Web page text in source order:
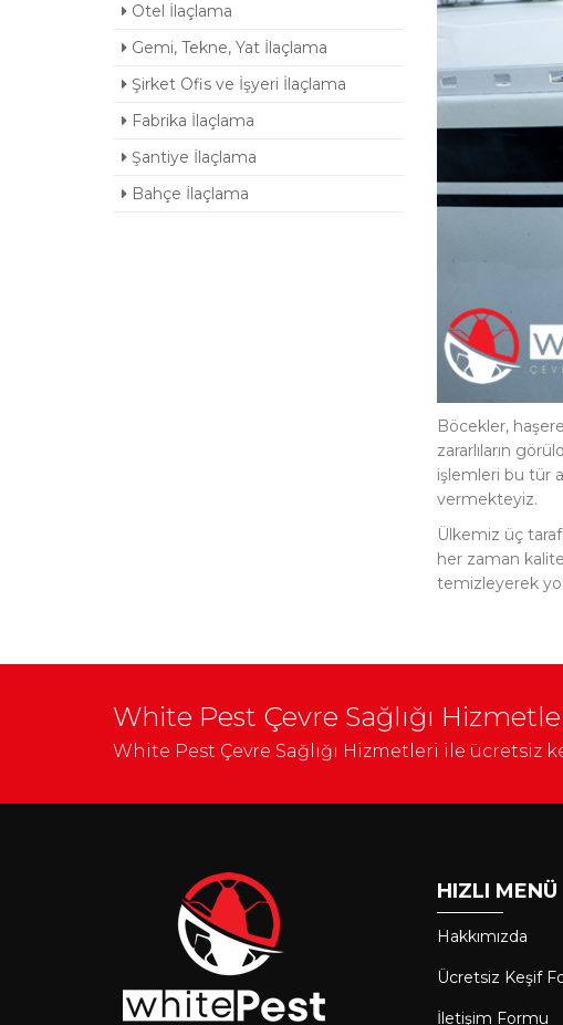
Otel İlaçlama
Gemi, Tekne, Yat İlaçlama
Şirket Ofis ve İşyeri İlaçlama
Fabrika İlaçlama
Şantiye İlaçlama
Bahçe İlaçlama
Böcekler,
zararlıların
işlemleri bu tür
vermekteyiz.
Ülkemiz üç
her zaman
temizleyerek
White Pest Çevre Sağlığı
White Pest Çevre Sağlığı Hizmetleri ile ücretsiz
HIZLI MENÜ
Hakkımızda
Ücretsiz Keşif
İletişim Formu